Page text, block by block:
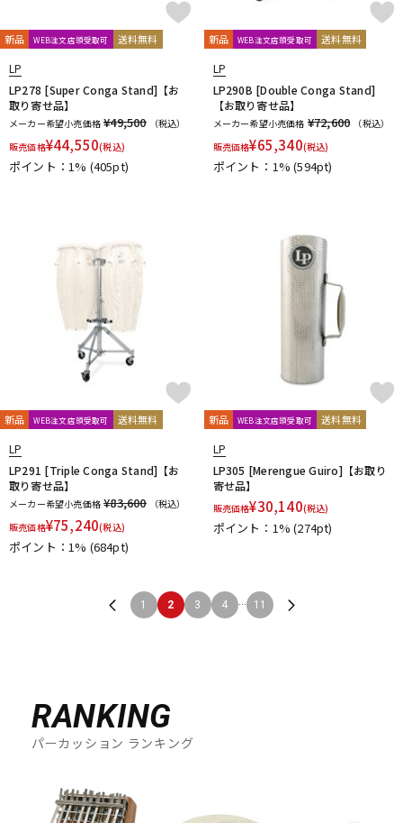
新品 WEB注文店頭受取可 送料無料
LP
LP278 [Super Conga Stand]【お
取り寄せ品】
メーカー希望小売価格 ¥49,500
（税込）
販売価格¥44,550(税込)
ポイント：1% (405pt)
新品 WEB注文店頭受取可 送料無料
LP
LP290B [Double Conga Stand]
【お取り寄せ品】
メーカー希望小売価格 ¥72,600
（税込）
販売価格¥65,340(税込)
ポイント：1%(594pt)
新品 WEB注文店頭受取可 送料無料
LP
LP291 [Triple Conga Stand]【お
取り寄せ品】
メーカー希望小売価格 ¥83,600
（税込）
販売価格¥75,240(税込)
ポイント：1% (684pt)
新品 WEB注文店頭受取可 送料無料
LP
LP305 [Merengue Guiro]【お取り
寄せ品】
販売価格¥30,140(税込)
ポイント：1%(274pt)
1 2 3 4 ... 11
RANKING
パーカッション ランキング